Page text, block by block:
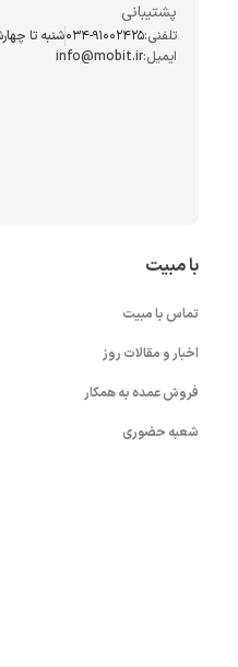
پشتیبانی
تلفنی:034-91002425شنبه تا چهارشنبه ۸ الی ۲۱ -
ایمیل:info@mobit.ir
با مبیت
تماس با مبیت
اخبار و مقالات روز
فروش عمده به همکار
شعبه حضوری